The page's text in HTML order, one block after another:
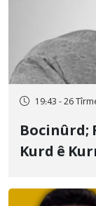
19:43 - 26
Bocinûrd;
Kurd ê